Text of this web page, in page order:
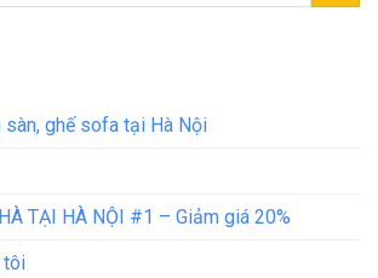
ghế sofa tại Hà Nội
TẠI HÀ NỘI #1 – Giảm giá 20%
tôi